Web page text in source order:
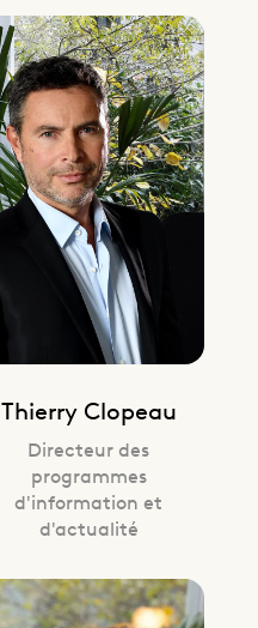
Thierry Clopeau
Directeur des
programmes
d'information et
d'actualité